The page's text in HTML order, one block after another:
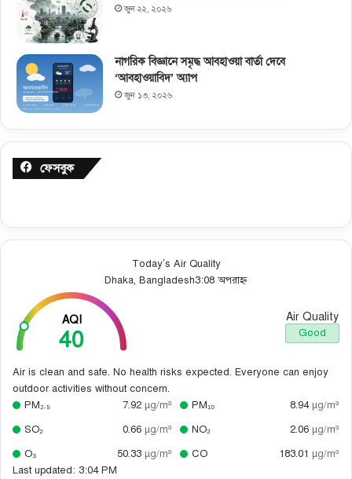
জুন ২২, ২০২৬
নাগরিক বিজ্ঞানে সমৃদ্ধ আবহাওয়া বার্তা দেবে
‘আবহাওয়াবিদ’ অ্যাপ
জুন ১৩, ২০২৬
ফেসবুক
Today’s Air Quality
Dhaka, Bangladesh3:08 অপরাহ্ন
AQI
40
Air Quality
Good
Air is clean and safe. No health risks expected. Everyone can enjoy
outdoor activities without concern.
PM₂.₅
7.92 µg/m³ PM₁₀ 8.94 µg/m³
SO₂
0.66 µg/m³ NO₂ 2.06 µg/m³
O₃
50.33 µg/m³ CO 183.01 µg/m³
Last updated: 3:04 PM